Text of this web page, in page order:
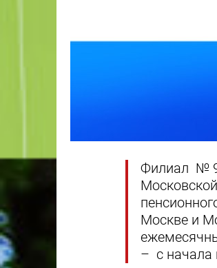
Филиал № 9
Москве и
– с начала